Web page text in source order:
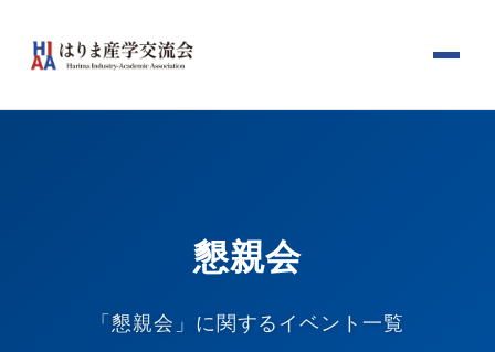
懇親会
「懇親会」に関するイベント一覧